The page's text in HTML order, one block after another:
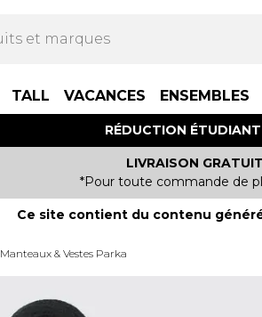
TALL VACANCES ENSEMBLES
RÉDUCTION ÉTUDIANT
LIVRAISON
*Pour toute commande de
Ce site contient du contenu
Manteaux & Vestes Parka